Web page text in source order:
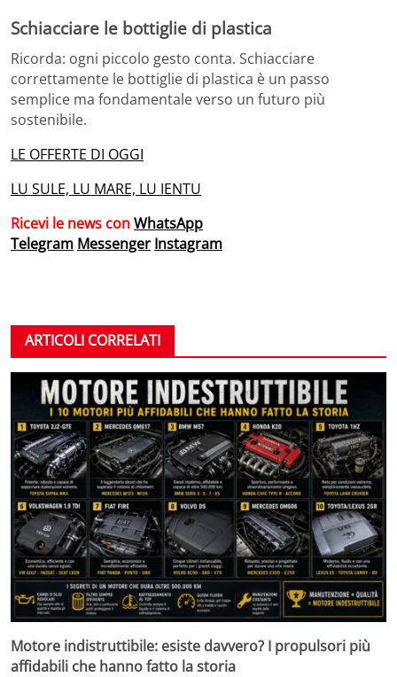
Schiacciare le bottiglie di plastica
Ricorda: ogni piccolo gesto conta. Schiacciare
correttamente le bottiglie di plastica è un passo
semplice ma fondamentale verso un futuro più
sostenibile.
LE OFFERTE DI OGGI
LU SULE, LU MARE, LU IENTU
Ricevi le news conWhatsApp
Telegram Messenger Instagram
ARTICOLI CORRELATI
Motore indistruttibile: esiste davvero? I propulsori più
affidabili che hanno fatto la storia